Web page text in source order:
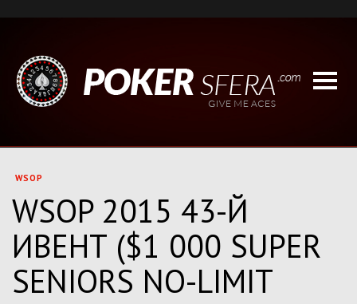
WSOP
WSOP 2015 43-Й
ИВЕНТ ($1 000 SUPER
SENIORS NO-LIMIT